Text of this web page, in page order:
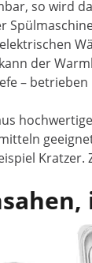
so wird
der
–